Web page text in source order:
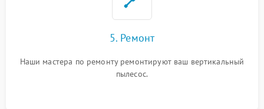
5. Ремонт
Наши мастера по ремонту ремонтируют ваш вертикальный
пылесос.